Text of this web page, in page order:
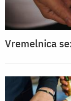
Vremelnica